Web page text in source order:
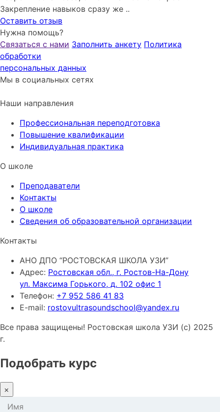
Закрепление навыков сразу же ..
Оставить отзыв
Нужна помощь?
Связаться с нами Заполнить анкету Политика
обработки
персональных данных
Мы в социальных сетях
Наши направления
Профессиональная переподготовка
Повышение квалификации
Индивидуальная практика
О школе
Преподаватели
Контакты
О школе
Сведения об образовательной организации
Контакты
АНО ДПО “РОСТОВСКАЯ ШКОЛА УЗИ”
Адрес: Ростовская обл., г. Ростов-На-Дону
ул. Максима Горького, д. 102 офис 1
Телефон: +7 952 586 41 83
E-mail: rostovultrasoundschool@yandex.ru
Все права защищены! Ростовская школа УЗИ (с) 2025
г.
Подобрать курс
×